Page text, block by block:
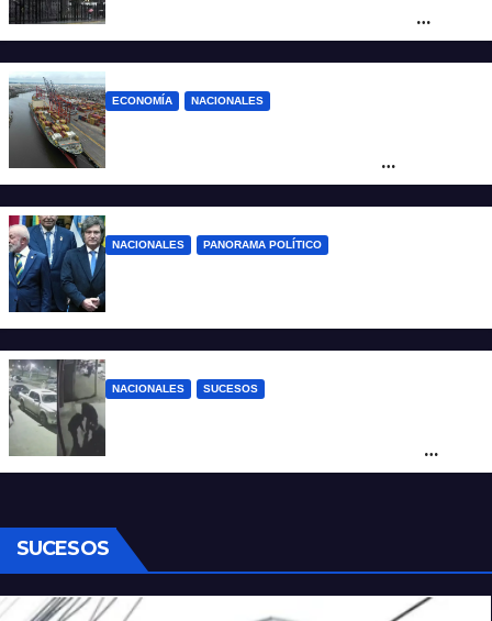
cortes y desvíos
ECONOMÍA NACIONALES
desregulación del practicaje
NACIONALES PANORAMA POLÍTICO
NACIONALES SUCESOS
quedaron filmados
SUCESOS